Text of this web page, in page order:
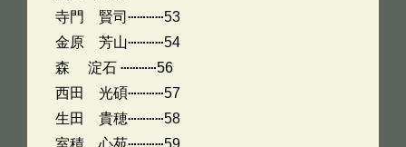
寺門 賢司⋯⋯⋯⋯53
金原 芳山⋯⋯⋯⋯54
森 淀石 ⋯⋯⋯⋯56
西田 光碩⋯⋯⋯⋯57
生田 貴穂⋯⋯⋯⋯58
室積 心苑⋯⋯⋯⋯59